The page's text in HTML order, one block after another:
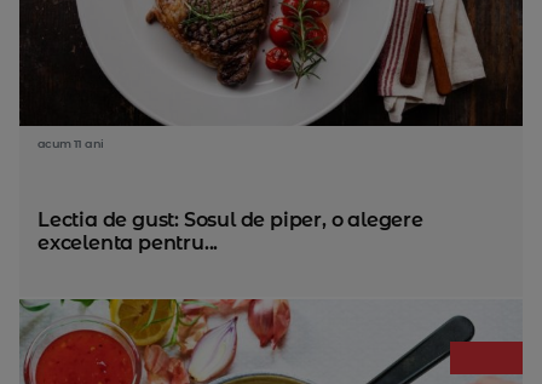
acum 11 ani
Lectia de gust: Sosul de piper, o alegere
excelenta pentru...